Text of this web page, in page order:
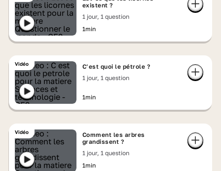
existent ?
1 jour, 1 question
1min
Vidéo
C’est quoi le pétrole ?
1 jour, 1 question
1min
Vidéo
Comment les arbres
grandissent ?
1 jour, 1 question
1min